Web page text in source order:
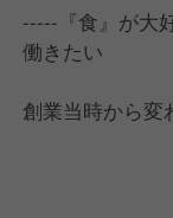
-----『食』が大
働きたい
創業当時から変
私たちの使命